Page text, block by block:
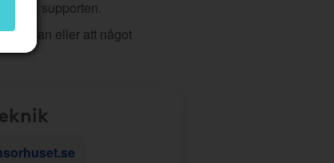
till supporten.
eller att något